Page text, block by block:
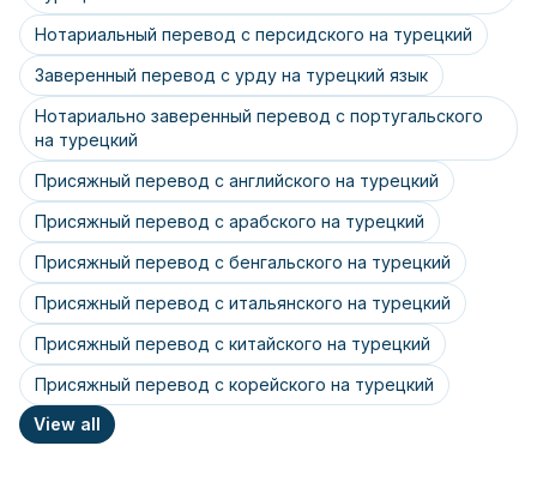
Нотариальный перевод с персидского на турецкий
Заверенный перевод с урду на турецкий язык
Нотариально заверенный перевод с португальского
на турецкий
Присяжный перевод с английского на турецкий
Присяжный перевод с арабского на турецкий
Присяжный перевод с бенгальского на турецкий
Присяжный перевод с итальянского на турецкий
Присяжный перевод с китайского на турецкий
Присяжный перевод с корейского на турецкий
View all